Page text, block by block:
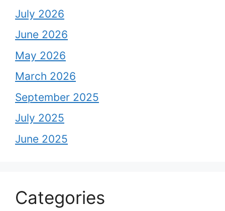
July 2026
June 2026
May 2026
March 2026
September 2025
July 2025
June 2025
Categories